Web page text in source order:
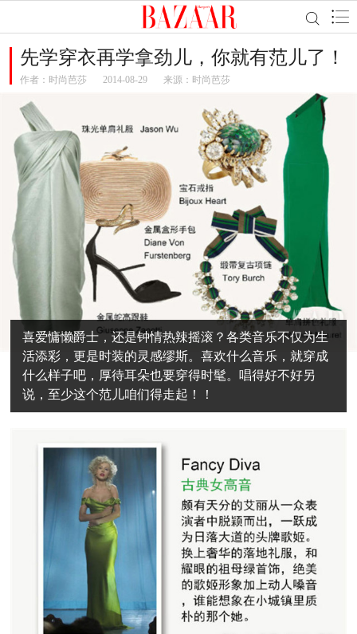
先学穿衣再学拿劲儿，你就有范儿了！
作者： 时尚芭莎 2014-08-29 来源：时尚芭莎
喜爱慵懒爵士，还是钟情热辣摇滚？各类音乐不仅为生
活添彩，更是时装的灵感缪斯。喜欢什么音乐，就穿成
什么样子吧，厚待耳朵也要穿得时髦。唱得好不好另
说，至少这个范儿咱们得走起！！